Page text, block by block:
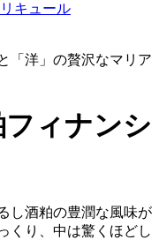
キュール
「洋」の贅沢なマリア
ィナンシ
し酒粕の豊潤な風味が
くり、中は驚くほどし